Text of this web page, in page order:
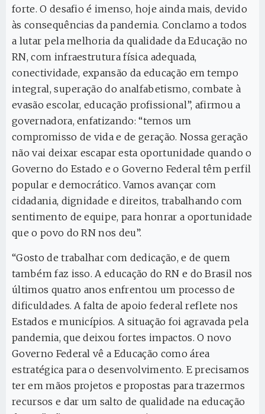
forte. O desafio é imenso, hoje ainda mais, devido
às consequências da pandemia. Conclamo a todos
a lutar pela melhoria da qualidade da Educação no
RN, com infraestrutura física adequada,
conectividade, expansão da educação em tempo
integral, superação do analfabetismo, combate à
evasão escolar, educação profissional”, afirmou a
governadora, enfatizando: “temos um
compromisso de vida e de geração. Nossa geração
não vai deixar escapar esta oportunidade quando o
Governo do Estado e o Governo Federal têm perfil
popular e democrático. Vamos avançar com
cidadania, dignidade e direitos, trabalhando com
sentimento de equipe, para honrar a oportunidade
que o povo do RN nos deu”.
“Gosto de trabalhar com dedicação, e de quem
também faz isso. A educação do RN e do Brasil nos
últimos quatro anos enfrentou um processo de
dificuldades. A falta de apoio federal reflete nos
Estados e municípios. A situação foi agravada pela
pandemia, que deixou fortes impactos. O novo
Governo Federal vê a Educação como área
estratégica para o desenvolvimento. E precisamos
ter em mãos projetos e propostas para trazermos
recursos e dar um salto de qualidade na educação